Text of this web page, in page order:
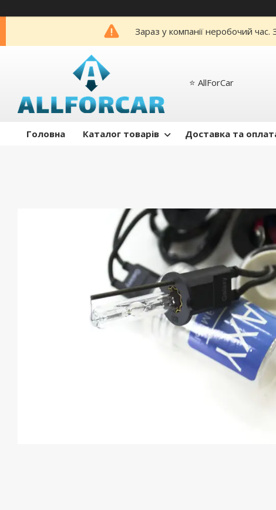
Зараз у компанії неробочий
⭐️ AllForCar
Головна Каталог товарів Доставка та